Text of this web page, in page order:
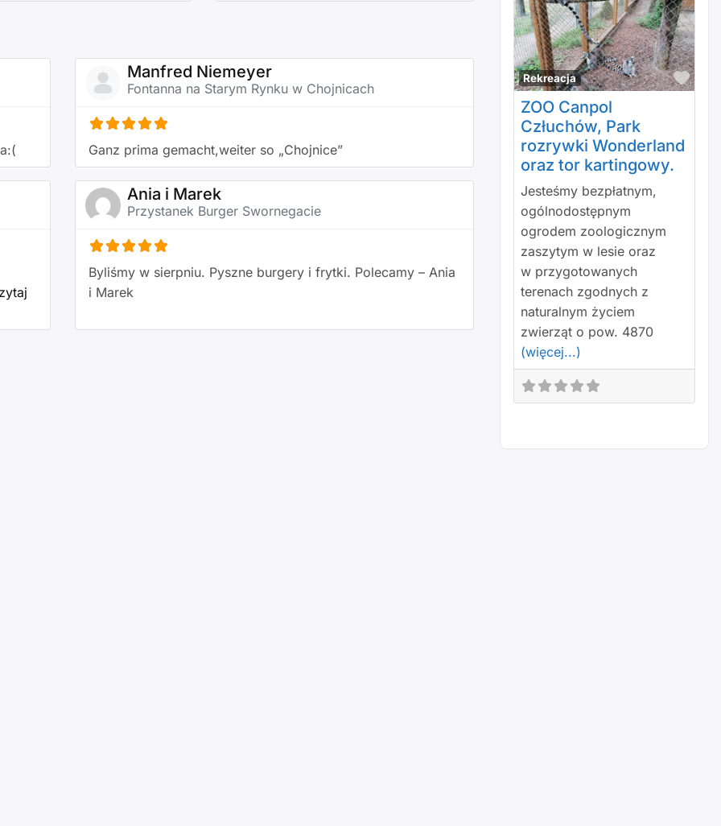
Manfred Niemeyer
Fontanna na Starym Rynku w Chojnicach
Ganz prima gemacht,weiter so „Chojnice”
Ania i Marek
Przystanek Burger Swornegacie
Byliśmy w sierpniu. Pyszne burgery i frytki. Polecamy – Ania
i Marek
Rekreacja
ZOO Canpol
Człuchów, Park
rozrywki Wonderland
oraz tor kartingowy.
Jesteśmy bezpłatnym,
ogólnodostępnym
ogrodem zoologicznym
zaszytym w lesie oraz
w przygotowanych
terenach zgodnych z
naturalnym życiem
zwierząt o pow. 4870
(więcej...)